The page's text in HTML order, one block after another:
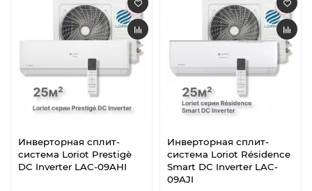
Инверторная сплит-
система Loriot Prestigè
DC Inverter LAC-09AHI
Инверторная сплит-
система Loriot Résidence
Smart DC Inverter LAC-
09AJI